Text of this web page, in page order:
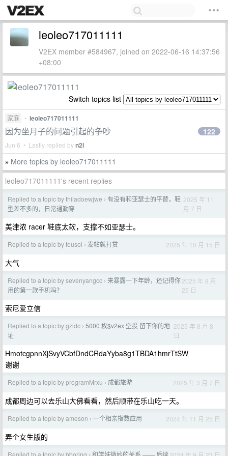
leoleo717011111
V2EX member #584967, joined on 2022-06-16 14:37:56
+08:00
Switch topics list
家庭 • leoleo717011111
因为坐月子的问题引起的争吵
Jun 6 • Lastly replied byn2l
122
» More topics by leoleo717011111
leoleo717011111's recent replies
Replied to a topic by thiiadoewjwe › 有没有和亚瑟士的平替，鞋
型差不多的，日常通勤穿
2025 年 11
月 7 日
美津浓 racer 鞋底太软，支撑不如亚瑟士。
Replied to a topic by tousol › 发帖就打赏 2025 年 10 月 15 日
大气
Replied to a topic by sevenyangcc › 来暴露一下年龄，还记得你
用的第一款手机吗？
2025 年 8 月
25 日
索尼爱立信
Replied to a topic by gzldc › 5000 枚$v2ex 空投 留下你的地
址
2025 年 8 月 8
日
HmotcgpnnXjSvyVCbfDndCRdaYyba8g1TBDA1hmrTtSW
谢谢
Replied to a topic by programMrxu › 成都旅游 2025 年 3 月 7 日
成都周边可以去乐山大佛看看，然后顺带在乐山吃一天。
Replied to a topic by ameson › 一个相亲指数应用 2024 年 11 月 25 日
弄个女生版的
Replied to a topic by bboring 和学妹微妙的关系 —— 后续